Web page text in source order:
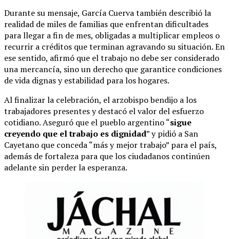
Durante su mensaje, García Cuerva también describió la
realidad de miles de familias que enfrentan dificultades
para llegar a fin de mes, obligadas a multiplicar empleos o
recurrir a créditos que terminan agravando su situación. En
ese sentido, afirmó que el trabajo no debe ser considerado
una mercancía, sino un derecho que garantice condiciones
de vida dignas y estabilidad para los hogares.
Al finalizar la celebración, el arzobispo bendijo a los
trabajadores presentes y destacó el valor del esfuerzo
cotidiano. Aseguró que el pueblo argentino “sigue
creyendo que el trabajo es dignidad” y pidió a San
Cayetano que conceda “más y mejor trabajo” para el país,
además de fortaleza para que los ciudadanos continúen
adelante sin perder la esperanza.